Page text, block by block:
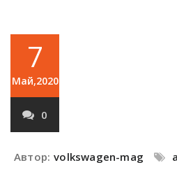
7
Май,2020
0
Автор: volkswagen-mag